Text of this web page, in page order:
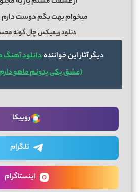
میخوام بهت بگم دوست دارم
دنلود ریمیکس چال گونه
دیگر آثار این خوانندهدانلود
(عشق یکی یدونم ماهو
روبیکا
تلگرام
اینستاگرام